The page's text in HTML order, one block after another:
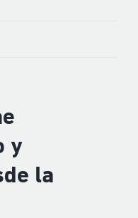
y
la